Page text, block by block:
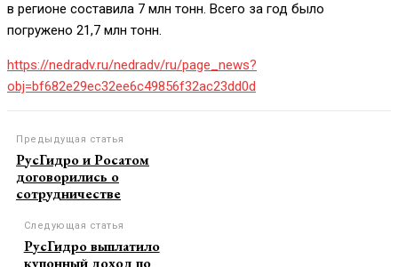
в регионе составила 7 млн тонн. Всего за год было
погружено 21,7 млн тонн.
https://nedradv.ru/nedradv/ru/page_news?
obj=bf682e29ec32ee6c49856f32ac23dd0d
Предыдущая статья
РусГидро и Росатом
договорились о
сотрудничестве
Следующая статья
РусГидро выплатило
купонный доход по